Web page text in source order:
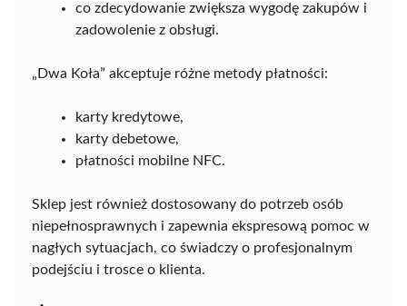
co zdecydowanie zwiększa wygodę zakupów i
zadowolenie z obsługi.
„Dwa Koła” akceptuje różne metody płatności:
karty kredytowe,
karty debetowe,
płatności mobilne NFC.
Sklep jest również dostosowany do potrzeb osób
niepełnosprawnych i zapewnia ekspresową pomoc w
nagłych sytuacjach, co świadczy o profesjonalnym
podejściu i trosce o klienta.